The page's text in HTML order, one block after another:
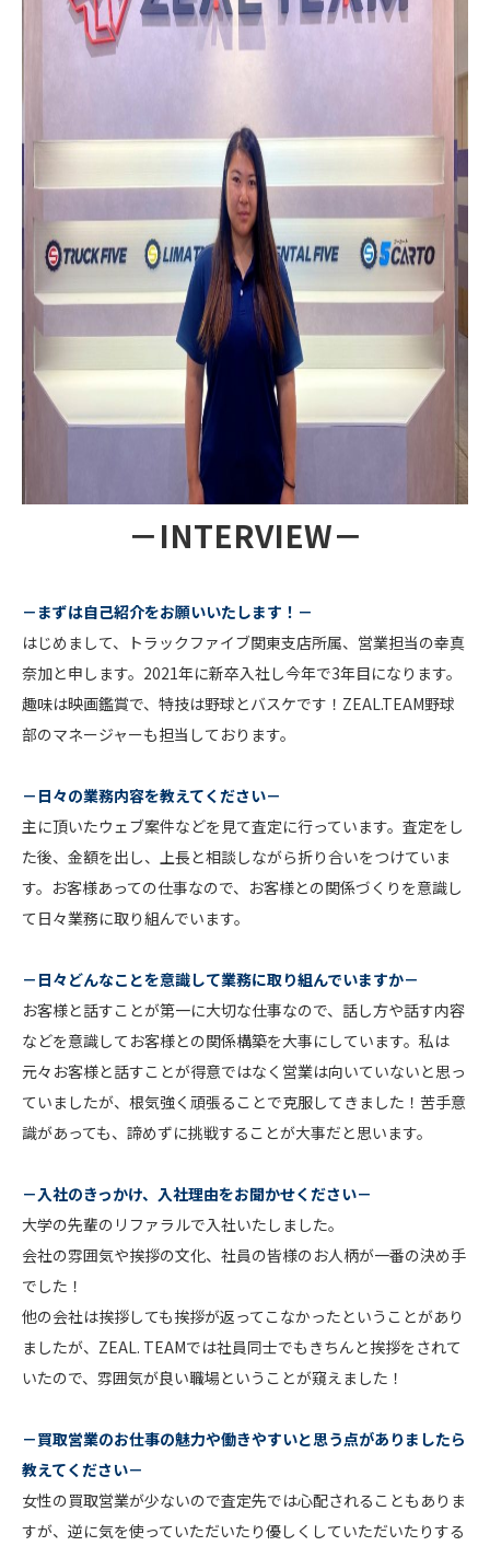
－INTERVIEW－
－まずは自己紹介をお願いいたします！－
はじめまして、トラックファイブ関東支店所属、営業担当の幸真
奈加と申します。2021年に新卒入社し今年で3年目になります。
趣味は映画鑑賞で、特技は野球とバスケです！ZEAL.TEAM野球
部のマネージャーも担当しております。
－日々の業務内容を教えてください－
主に頂いたウェブ案件などを見て査定に行っています。査定をし
た後、金額を出し、上長と相談しながら折り合いをつけていま
す。お客様あっての仕事なので、お客様との関係づくりを意識し
て日々業務に取り組んでいます。
－日々どんなことを意識して業務に取り組んでいますか－
お客様と話すことが第一に大切な仕事なので、話し方や話す内容
などを意識してお客様との関係構築を大事にしています。私は
元々お客様と話すことが得意ではなく営業は向いていないと思っ
ていましたが、根気強く頑張ることで克服してきました！苦手意
識があっても、諦めずに挑戦することが大事だと思います。
－入社のきっかけ、入社理由をお聞かせください－
大学の先輩のリファラルで入社いたしました。
会社の雰囲気や挨拶の文化、社員の皆様のお人柄が一番の決め手
でした！
他の会社は挨拶しても挨拶が返ってこなかったということがあり
ましたが、ZEAL. TEAMでは社員同士でもきちんと挨拶をされて
いたので、雰囲気が良い職場ということが窺えました！
－買取営業のお仕事の魅力や働きやすいと思う点がありましたら
教えてください－
女性の買取営業が少ないので査定先では心配されることもありま
すが、逆に気を使っていただいたり優しくしていただいたりする